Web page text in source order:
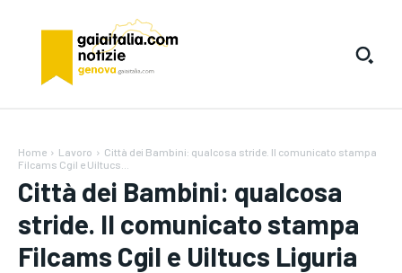
Home Lavoro
Città dei Bambini: qualcosa stride. Il comunicato stampa
Filcams Cgil e Uiltucs...
Città dei Bambini: qualcosa
stride. Il comunicato stampa
Filcams Cgil e Uiltucs Liguria